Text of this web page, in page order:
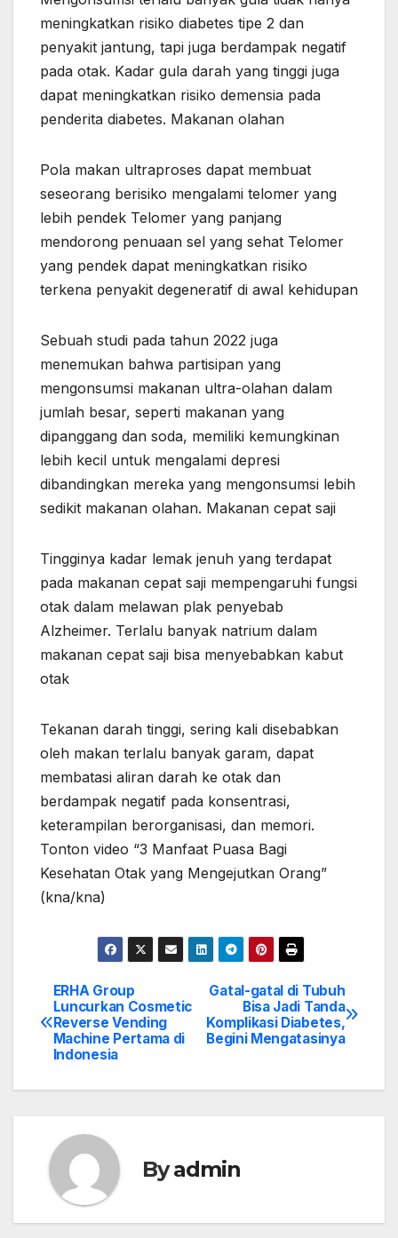
meningkatkan risiko diabetes tipe 2 dan
penyakit jantung, tapi juga berdampak negatif
pada otak. Kadar gula darah yang tinggi juga
dapat meningkatkan risiko demensia pada
penderita diabetes. Makanan olahan
Pola makan ultraproses dapat membuat
seseorang berisiko mengalami telomer yang
lebih pendek Telomer yang panjang
mendorong penuaan sel yang sehat Telomer
yang pendek dapat meningkatkan risiko
terkena penyakit degeneratif di awal kehidupan
Sebuah studi pada tahun 2022 juga
menemukan bahwa partisipan yang
mengonsumsi makanan ultra-olahan dalam
jumlah besar, seperti makanan yang
dipanggang dan soda, memiliki kemungkinan
lebih kecil untuk mengalami depresi
dibandingkan mereka yang mengonsumsi lebih
sedikit makanan olahan. Makanan cepat saji
Tingginya kadar lemak jenuh yang terdapat
pada makanan cepat saji mempengaruhi fungsi
otak dalam melawan plak penyebab
Alzheimer. Terlalu banyak natrium dalam
makanan cepat saji bisa menyebabkan kabut
otak
Tekanan darah tinggi, sering kali disebabkan
oleh makan terlalu banyak garam, dapat
membatasi aliran darah ke otak dan
berdampak negatif pada konsentrasi,
keterampilan berorganisasi, dan memori.
Tonton video “3 Manfaat Puasa Bagi
Kesehatan Otak yang Mengejutkan Orang”
(kna/kna)
Post
navigation
Gatal-gatal di Tubuh
Bisa Jadi Tanda
Komplikasi Diabetes,
Begini Mengatasinya
ERHA Group
Luncurkan Cosmetic
Reverse Vending
Machine Pertama di
Indonesia
Byadmin